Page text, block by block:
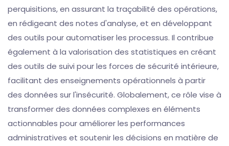
perquisitions, en assurant la traçabilité des opérations,
en rédigeant des notes d'analyse, et en développant
des outils pour automatiser les processus. Il contribue
également à la valorisation des statistiques en créant
des outils de suivi pour les forces de sécurité intérieure,
facilitant des enseignements opérationnels à partir
des données sur l'insécurité. Globalement, ce rôle vise à
transformer des données complexes en éléments
actionnables pour améliorer les performances
administratives et soutenir les décisions en matière de